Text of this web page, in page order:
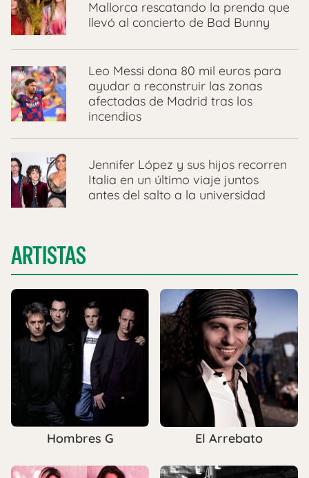
Mallorca rescatando la prenda que
llevó al concierto de Bad Bunny
Leo Messi dona 80 mil euros para
ayudar a reconstruir las zonas
afectadas de Madrid tras los
incendios
Jennifer López y sus hijos recorren
Italia en un último viaje juntos
antes del salto a la universidad
ARTISTAS
Hombres G El Arrebato